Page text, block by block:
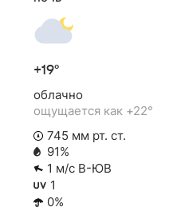
+19°
облачно
ощущается как +22°
745 мм рт. ст.
91%
1 м/с В-ЮВ
1
0%